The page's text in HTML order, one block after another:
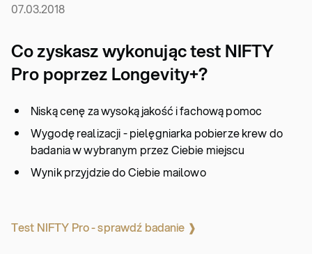
07.03.2018
Co zyskasz wykonując test NIFTY
Pro poprzez Longevity+?
Niską cenę za wysoką jakość i fachową pomoc
Wygodę realizacji - pielęgniarka pobierze krew do
badania w wybranym przez Ciebie miejscu
Wynik przyjdzie do Ciebie mailowo
Test NIFTY Pro - sprawdź badanie ❱